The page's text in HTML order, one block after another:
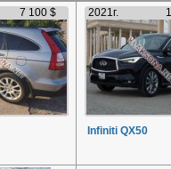
7 100 $ 2021г.
Infiniti QX50